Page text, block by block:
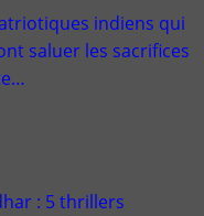
indiens qui
saluer les sacrifices
: 5 thrillers